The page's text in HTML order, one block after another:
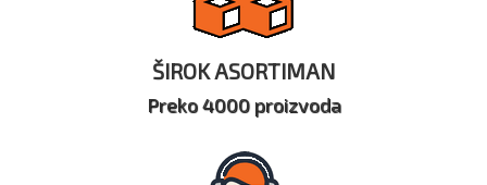
ŠIROK ASORTIMAN
Preko 4000 proizvoda